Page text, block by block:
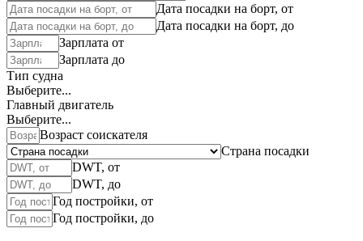
Дата посадки на борт, от
Дата посадки на борт, до
Зарплата от
Зарплата до
Тип судна
Выберите...
Главный двигатель
Выберите...
Возраст соискателя
Страна посадки
DWT, от
DWT, до
Год постройки, от
Год постройки, до